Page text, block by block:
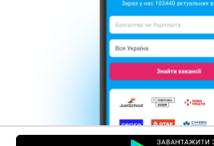
Контакти Про нас
Допомога